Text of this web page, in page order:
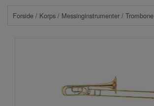
Forside / Korps / Messinginstrumenter / Trombone